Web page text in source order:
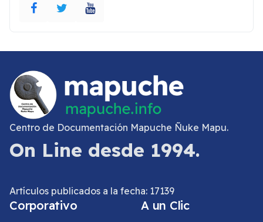
Centro de Documentación Mapuche Ñuke Mapu.
On Line desde 1994.
Artículos publicados a la fecha: 17139
Corporativo A un Clic